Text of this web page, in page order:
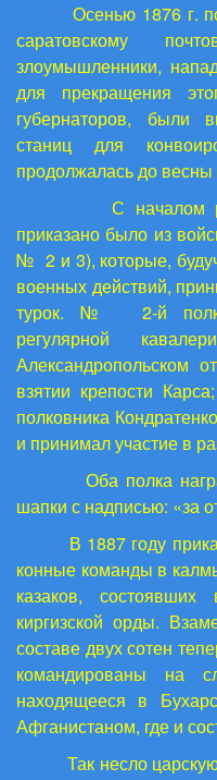
Осенью 1876 г. по
саратовскому
злоумышленники,
для прекращения
губернаторов, были
станиц для
продолжалась до весны
С началом
приказано было из
№ 2 и 3), которые,
военных действий,
турок. № 2-й полк
регулярной
Александропольском
взятии крепости
полковника
и принимал участие в
Оба полка
шапки с надписью: «за
В 1887 году
конные команды в
казаков,
киргизской орды.
составе двух сотен
командированы на
находящееся в
Афганистаном, где и
Так несло царскую